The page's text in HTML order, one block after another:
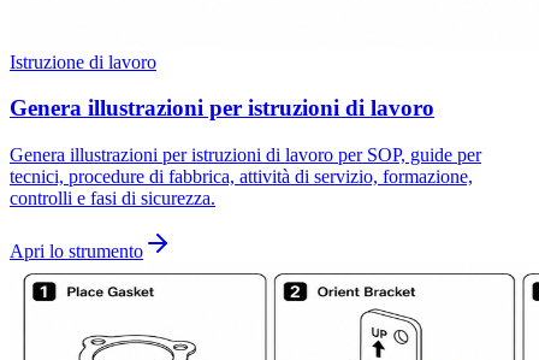
Istruzione di lavoro
Genera illustrazioni per istruzioni di lavoro
Genera illustrazioni per istruzioni di lavoro per SOP, guide per
tecnici, procedure di fabbrica, attività di servizio, formazione,
controlli e fasi di sicurezza.
Apri lo strumento